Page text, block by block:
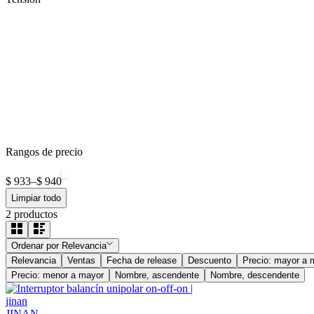
Rangos de precio
$ 933–$ 940
Limpiar todo
2 productos
Ordenar por Relevancia
Relevancia
Ventas Fecha de release Descuento
Precio: mayor a
Precio: menor a mayor
Nombre, ascendente Nombre, descendente